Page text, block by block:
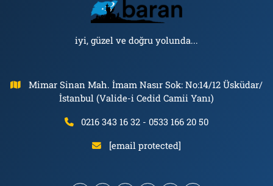
iyi, güzel ve doğru yolunda...
Mimar Sinan Mah. İmam Nasır Sok: No:14/12 Üsküdar/
İstanbul (Valide-i Cedid Camii Yanı)
0216 343 16 32 - 0533 166 20 50
[email protected]